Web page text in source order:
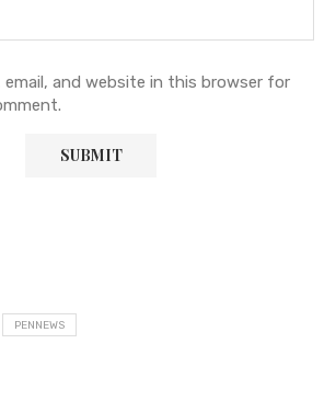
email, and website in this browser for
PENNEWS